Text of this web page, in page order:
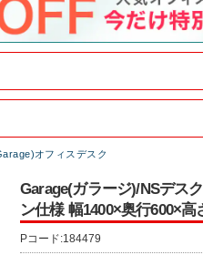
オフィスデスク
Garage(ガラージ)/NSデス
ン仕様 幅1400×奥行600×
Pコード:184479